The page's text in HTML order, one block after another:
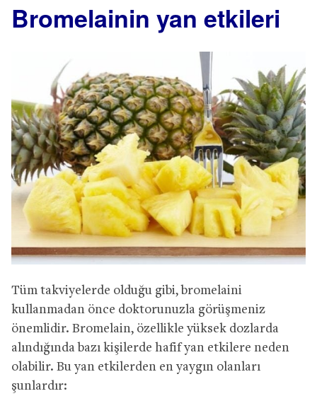
Bromelainin yan etkileri
Tüm takviyelerde olduğu gibi, bromelaini
kullanmadan önce doktorunuzla görüşmeniz
önemlidir. Bromelain, özellikle yüksek dozlarda
alındığında bazı kişilerde hafif yan etkilere neden
olabilir. Bu yan etkilerden en yaygın olanları
şunlardır: